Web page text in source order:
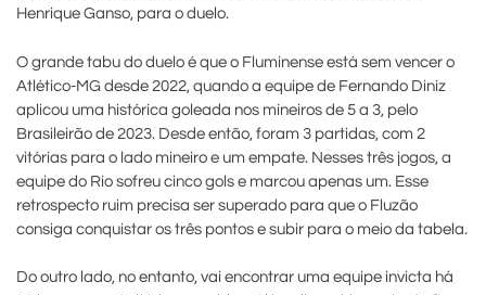
Henrique Ganso, para o duelo.
O grande tabu do duelo é que o Fluminense está sem vencer o
Atlético-MG desde 2022, quando a equipe de Fernando Diniz
aplicou uma histórica goleada nos mineiros de 5 a 3, pelo
Brasileirão de 2023. Desde então, foram 3 partidas, com 2
vitórias para o lado mineiro e um empate. Nesses três jogos, a
equipe do Rio sofreu cinco gols e marcou apenas um. Esse
retrospecto ruim precisa ser superado para que o Fluzão
consiga conquistar os três pontos e subir para o meio da tabela.
Do outro lado, no entanto, vai encontrar uma equipe invicta há